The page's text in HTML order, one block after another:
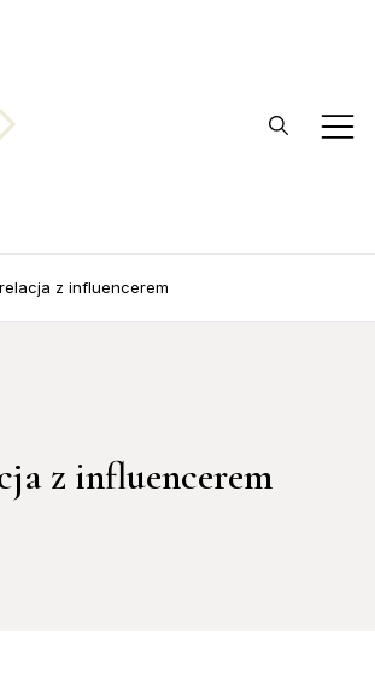
relacja z influencerem
z influencerem